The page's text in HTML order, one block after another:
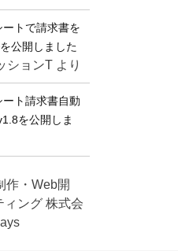
ートで請求書を
公開しました
ションT より
ート請求書自動
を公開しま
作・Web開
ィング 株式会